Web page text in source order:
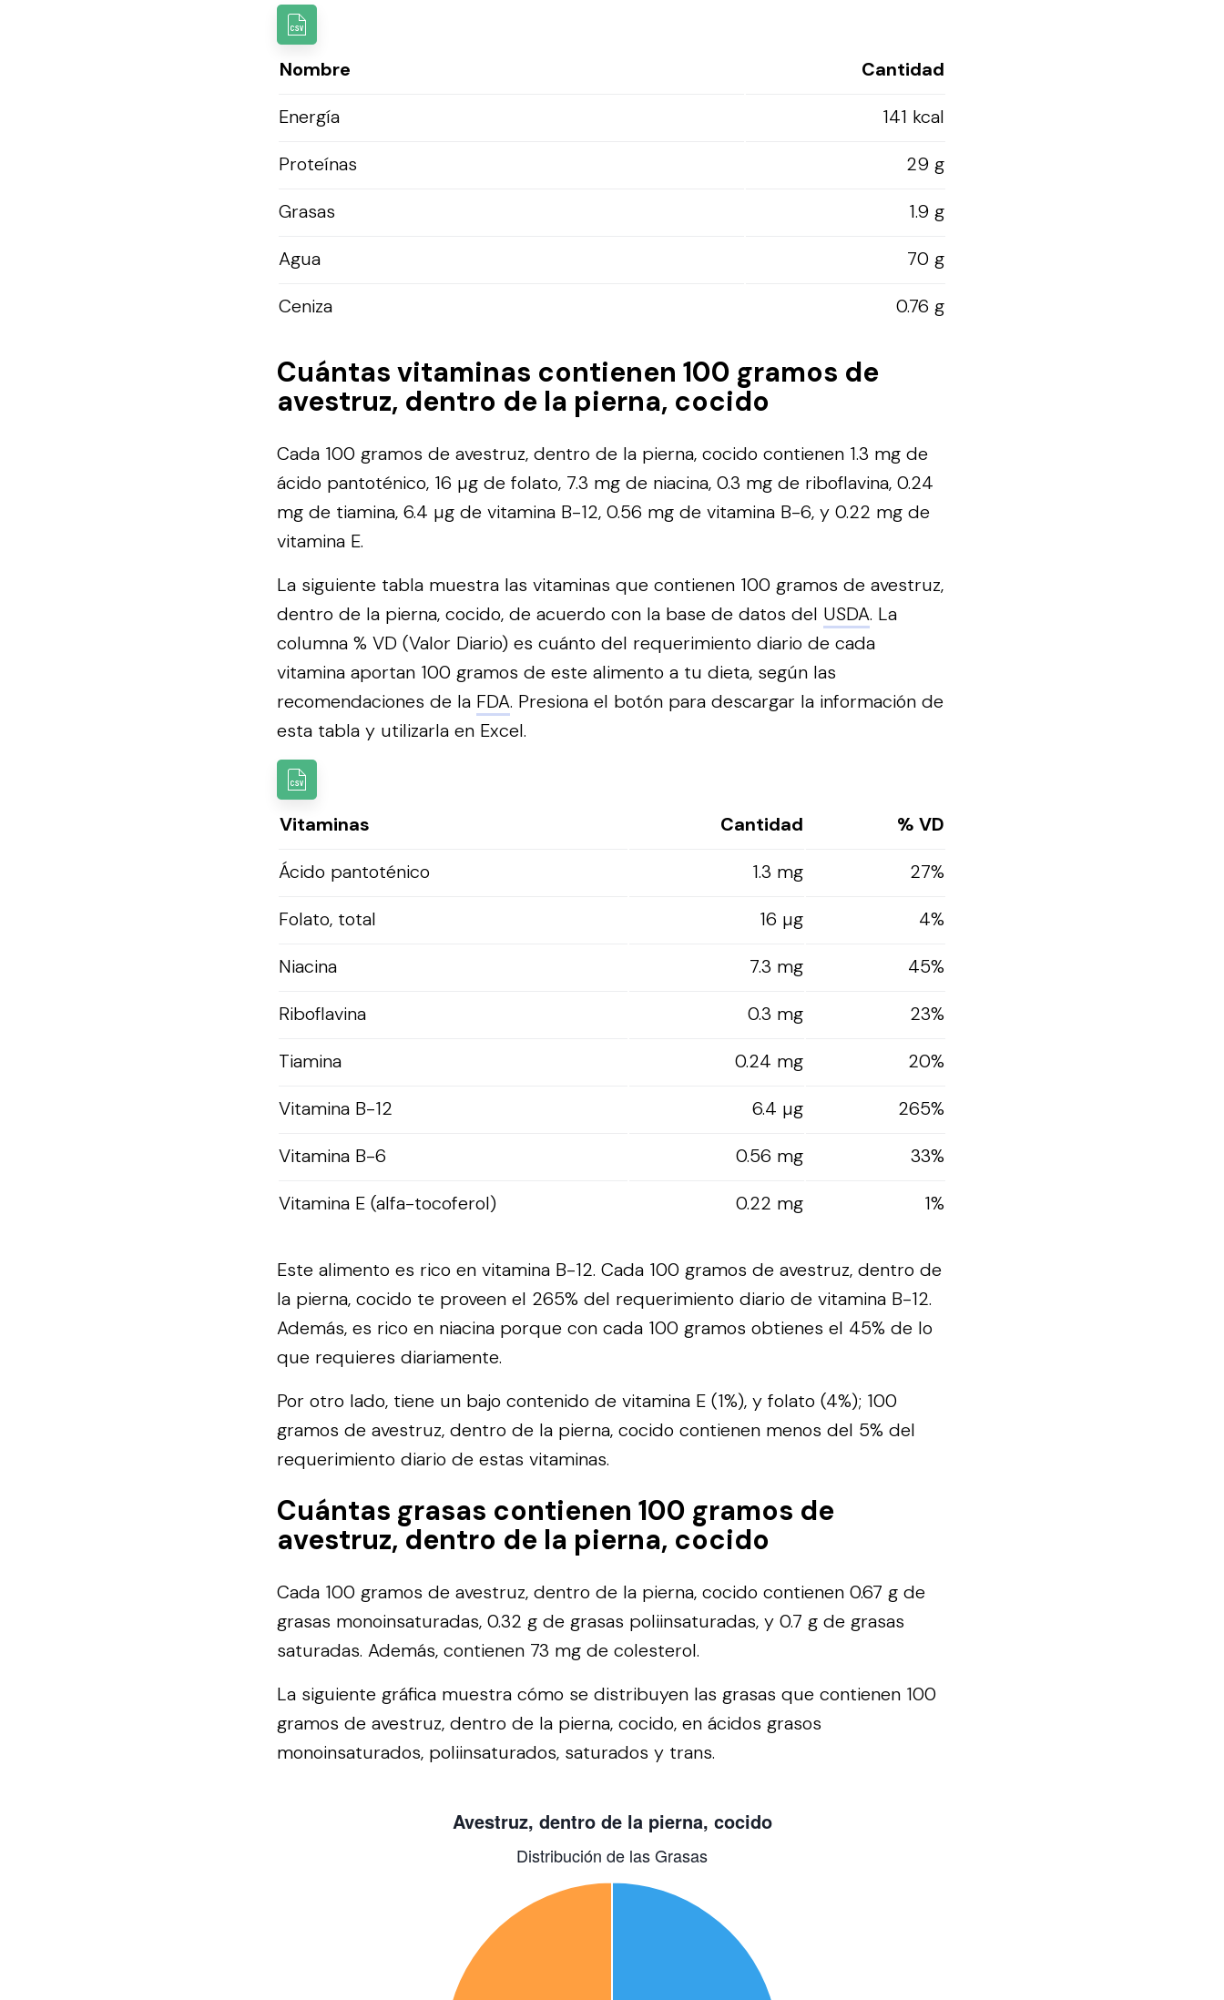
Nombre
Cantidad
Energía
141 kcal
Proteínas
29 g
Grasas
1.9 g
Agua
70 g
Ceniza
0.76 g
Cuántas vitaminas contienen 100 gramos de
avestruz, dentro de la pierna, cocido
Cada 100 gramos de avestruz, dentro de la pierna, cocido contienen 1.3 mg de
ácido pantoténico, 16 µg de folato, 7.3 mg de niacina, 0.3 mg de riboflavina, 0.24
mg de tiamina, 6.4 µg de vitamina B-12, 0.56 mg de vitamina B-6, y 0.22 mg de
vitamina E.
La siguiente tabla muestra las vitaminas que contienen 100 gramos de avestruz,
dentro de la pierna, cocido, de acuerdo con la base de datos del USDA. La
columna % VD (Valor Diario) es cuánto del requerimiento diario de cada
vitamina aportan 100 gramos de este alimento a tu dieta, según las
recomendaciones de la FDA. Presiona el botón para descargar la información de
esta tabla y utilizarla en Excel.
Vitaminas Cantidad
% VD
Ácido pantoténico
1.3 mg
27%
Folato, total
16 µg
4%
Niacina
7.3 mg
45%
Riboflavina
0.3 mg
23%
Tiamina
0.24 mg
20%
Vitamina B-12
6.4 µg
265%
Vitamina B-6
0.56 mg
33%
Vitamina E (alfa-tocoferol)
0.22 mg 1%
Este alimento es rico en vitamina B-12. Cada 100 gramos de avestruz, dentro de
la pierna, cocido te proveen el 265% del requerimiento diario de vitamina B-12.
Además, es rico en niacina porque con cada 100 gramos obtienes el 45% de lo
que requieres diariamente.
Por otro lado, tiene un bajo contenido de vitamina E (1%), y folato (4%); 100
gramos de avestruz, dentro de la pierna, cocido contienen menos del 5% del
requerimiento diario de estas vitaminas.
Cuántas grasas contienen 100 gramos de
avestruz, dentro de la pierna, cocido
Cada 100 gramos de avestruz, dentro de la pierna, cocido contienen 0.67 g de
grasas monoinsaturadas, 0.32 g de grasas poliinsaturadas, y 0.7 g de grasas
saturadas. Además, contienen 73 mg de colesterol.
La siguiente gráfica muestra cómo se distribuyen las grasas que contienen 100
gramos de avestruz, dentro de la pierna, cocido, en ácidos grasos
monoinsaturados, poliinsaturados, saturados y trans.